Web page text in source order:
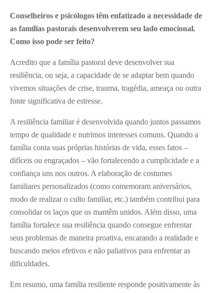
Conselheiros e psicólogos têm enfatizado a necessidade de
as famílias pastorais desenvolverem seu lado emocional.
Como isso pode ser feito?
Acredito que a família pastoral deve desenvolver sua
resiliência, ou seja, a capacidade de se adaptar bem quando
vivemos situações de crise, trauma, tragédia, ameaça ou outra
fonte significativa de estresse.
A resiliência familiar é desenvolvida quando juntos passamos
tempo de qualidade e nutrimos interesses comuns. Quando a
família conta suas próprias histórias de vida, esses fatos –
difíceis ou engraçados – vão fortalecendo a cumplicidade e a
confiança uns nos outros. A elaboração de costumes
familiares personalizados (como comemoram aniversários,
modo de realizar o culto familiar, etc.) também contribui para
consolidar os laços que os mantêm unidos. Além disso, uma
família fortalece sua resiliência quando consegue enfrentar
seus problemas de maneira proativa, encarando a realidade e
buscando meios efetivos e não paliativos para enfrentar as
dificuldades.
Em resumo, uma família resiliente responde positivamente às